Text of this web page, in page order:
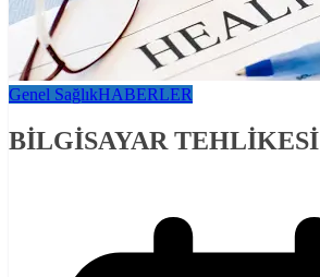
Genel SağlıkHABERLER
BİLGİSAYAR TEHLİKESİ